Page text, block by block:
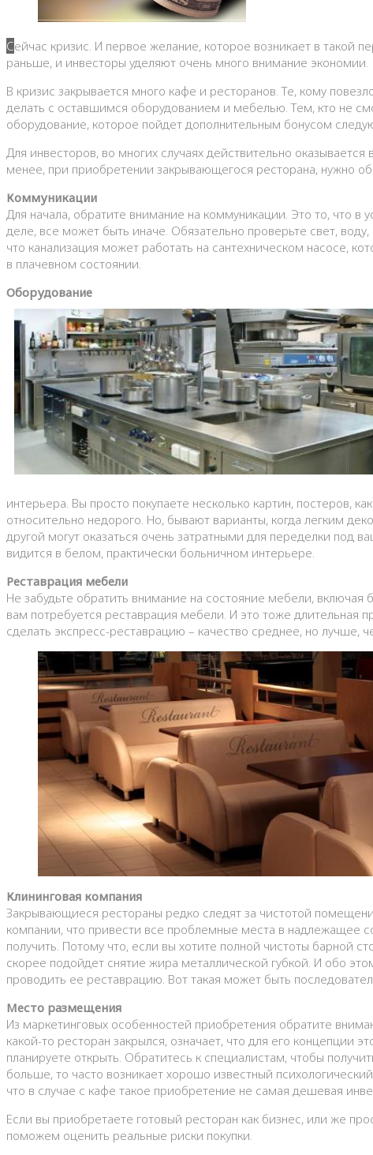
Сейчас кризис. И первое желание, которое возникает в такой период – это желание сэкономить. То есть, новые кафе и рестораны продолжают открываться, хотя и не так много, как
раньше, и инвесторы уделяют очень много внимание экономии.
В кризис закрывается много кафе и ресторанов. Те, кому
делать с оставшимся оборудованием и мебелью. Тем, кто не
оборудование, которое пойдет дополнительным бонусом
Для инвесторов, во многих случаях действительно
менее, при приобретении закрывающегося ресторана, нужно
Коммуникации
Для начала, обратите внимание на коммуникации. Это то, что
деле, все может быть иначе. Обязательно проверьте свет,
что канализация может работать на сантехническом насосе,
в плачевном состоянии.
Оборудование
интерьера. Вы просто покупаете несколько картин, постеров,
относительно недорого. Но, бывают варианты, когда легким
другой могут оказаться очень затратными для переделки
видится в белом, практически больничном интерьере.
Реставрация мебели
Не забудьте обратить внимание на состояние мебели, включая
вам потребуется реставрация мебели. И это тоже длительная
сделать экспресс-реставрацию – качество среднее, но
Клининговая компания
Закрывающиеся рестораны редко следят за чистотой
компании, что привести все проблемные места в надлежащее
получить. Потому что, если вы хотите полной чистоты барной
скорее подойдет снятие жира металлической губкой. И обо
проводить ее реставрацию. Вот такая может быть
Место размещения
Из маркетинговых особенностей приобретения обратите
какой-то ресторан закрылся, означает, что для его
планируете открыть. Обратитесь к специалистам, чтобы
больше, то часто возникает хорошо известный
что в случае с кафе такое приобретение не самая дешевая
Если вы приобретаете готовый ресторан как бизнес, или же
поможем оценить реальные риски покупки.